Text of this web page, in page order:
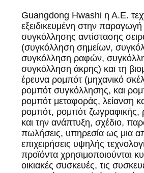
Guangdong Hwashi η Α.Ε.
εξειδικευμένη στην
συγκόλλησης αντίστασης
(συγκόλληση σημείων,
συγκόλληση ραφών,
συγκόλληση άκρης) και τη
έρευνα ρομπότ (μηχανικό
ρομπότ συγκόλλησης, και
ρομπότ μεταφοράς, λείανση
ρομπότ, ρομπότ ζωγραφικής,
και την ανάπτυξη, σχέδιο,
πωλήσεις, υπηρεσία ως μια
επιχειρήσεις υψηλής
προϊόντα χρησιμοποιούνται
οικιακές συσκευές, τις